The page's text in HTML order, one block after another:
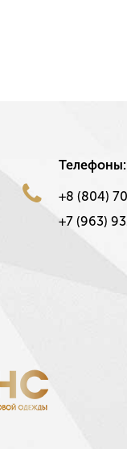
Телефоны:
+8 (804)
+7 (963)